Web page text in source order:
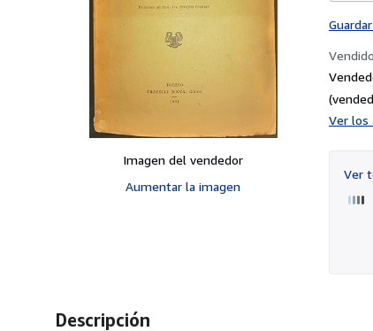
Imagen del vendedor
Aumentar la imagen
Ver los
Ver
Descripción